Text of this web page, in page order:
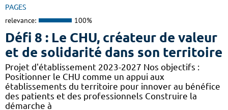
PAGES
relevance: 100%
Défi 8 : Le CHU, créateur de valeur
et de solidarité dans son territoire
Projet d'établissement 2023-2027 Nos objectifs :
Positionner le CHU comme un appui aux
établissements du territoire pour innover au bénéfice
des patients et des professionnels Construire la
démarche à